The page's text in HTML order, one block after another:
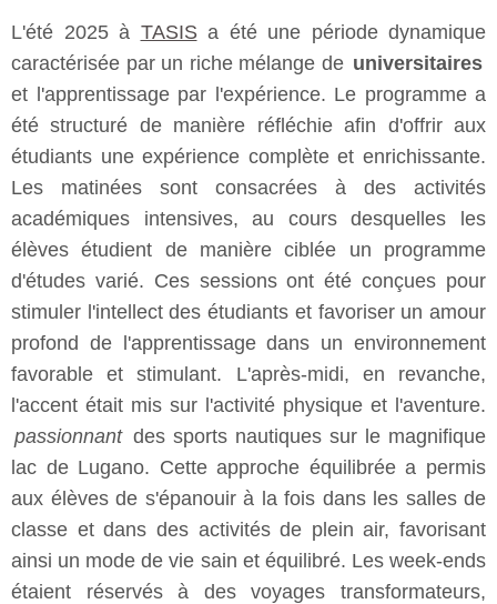
L'été 2025 à TASISa été une période dynamique
caractérisée par un riche mélange de universitaires
et l'apprentissage par l'expérience. Le programme a
été structuré de manière réfléchie afin d'offrir aux
étudiants une expérience complète et enrichissante.
Les matinées sont consacrées à des activités
académiques intensives, au cours desquelles les
élèves étudient de manière ciblée un programme
d'études varié. Ces sessions ont été conçues pour
stimuler l'intellect des étudiants et favoriser un amour
profond de l'apprentissage dans un environnement
favorable et stimulant. L'après-midi, en revanche,
l'accent était mis sur l'activité physique et l'aventure.
passionnant des sports nautiques sur le magnifique
lac de Lugano. Cette approche équilibrée a permis
aux élèves de s'épanouir à la fois dans les salles de
classe et dans des activités de plein air, favorisant
ainsi un mode de vie sain et équilibré. Les week-ends
étaient réservés à des voyages transformateurs,